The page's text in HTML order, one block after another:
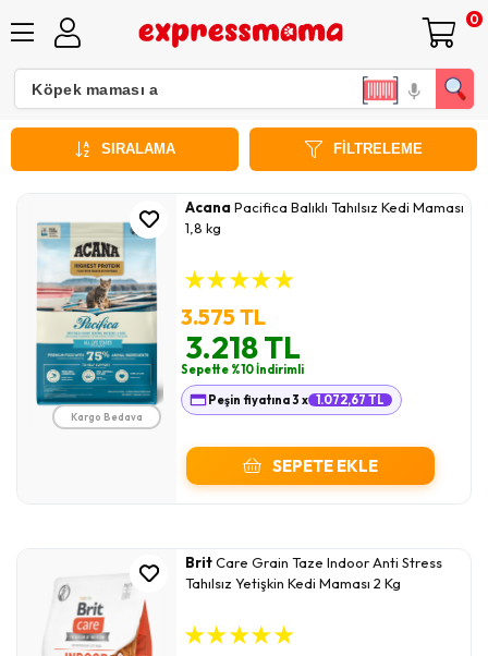
0
FILTRELEME
SIRALAMA
Kargo Bedava
Acana Pacifica Balıklı Tahılsız Kedi Maması
1,8 kg
★★★★★
3.575 TL
3.218 TL
Sepette %10 İndirimli
Peşin fiyatına 3 x 1.072,67 TL
SEPETE EKLE
BritCare Grain Taze Indoor Anti Stress
Tahılsız Yetişkin Kedi Maması 2 Kg
★★★★★